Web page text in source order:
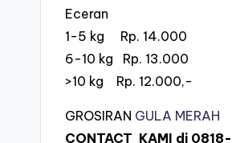
Eceran
1-5 kg Rp. 14.000
6-10 kg Rp. 13.000
>10 kg Rp. 12.000,-
GROSIRAN GULA MERAH
CONTACT KAMI di